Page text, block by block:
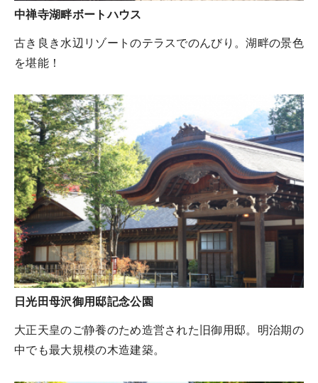
中禅寺湖畔ボートハウス
古き良き水辺リゾートのテラスでのんびり。湖畔の景色
を堪能！
日光田母沢御用邸記念公園
大正天皇のご静養のため造営された旧御用邸。明治期の
中でも最大規模の木造建築。